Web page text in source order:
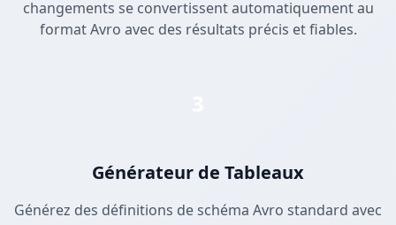
changements se convertissent automatiquement au
format Avro avec des résultats précis et fiables.
Générateur de Tableaux
Générez des définitions de schéma Avro standard avec